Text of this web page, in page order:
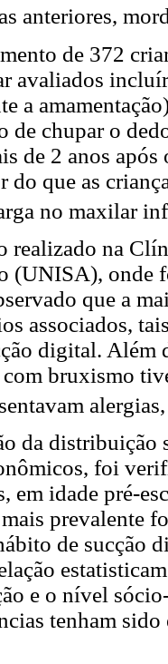
anteriores,
de 372
avaliados
a
de chupar o
de 2 anos
do que as
no maxilar
realizado na
(UNISA), onde
que a
associados,
digital. Além
bruxismo
da distribuição
foi
em idade pré-
prevalente
de sucção
e o nível
tenham